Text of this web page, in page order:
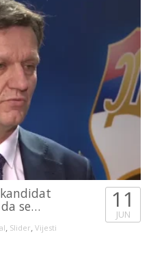
se…
Slider Vijesti
11
JUN